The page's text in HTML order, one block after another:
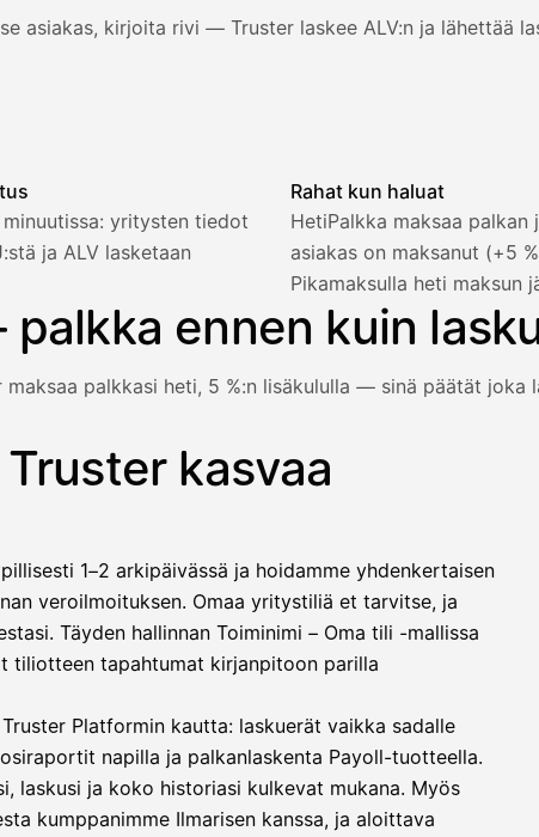
asiakas, kirjoita rivi — Truster laskee ALV:n ja lähettää
rivi täyttyvät, arvonlisävero lasketaan automaattisesti
yritysten tiedot
ja ALV lasketaan
Rahat kun haluat
HetiPalkka maksaa palkan
asiakas on maksanut (+5
Pikamaksulla heti maksun
ennen kuin
maksaa palkkasi heti, 5 %:n lisäkululla — sinä päätät joka
maksanut — HetiPalkka-valinnalla Truster maksaa
2 321,75 €
−412,00 €
nosto
on maksettu
kasvaa
1–2 arkipäivässä ja hoidamme yhdenkertaisen
veroilmoituksen. Omaa yritystiliä et tarvitse, ja
Täyden hallinnan Toiminimi – Oma tili -mallissa
tiliotteen tapahtumat kirjanpitoon parilla
Platformin kautta: laskuerät vaikka sadalle
napilla ja palkanlaskenta Payoll-tuotteella.
laskusi ja koko historiasi kulkevat mukana. Myös
kumppanimme Ilmarisen kanssa, ja aloittava